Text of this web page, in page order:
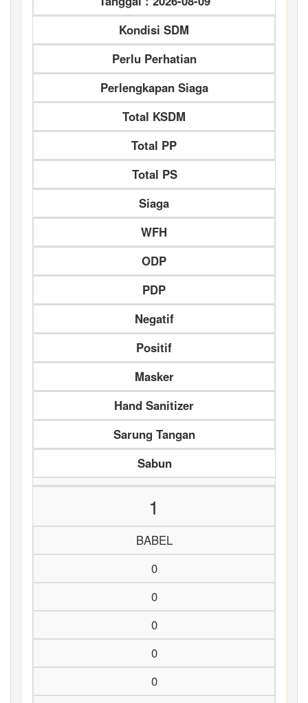
Kondisi SDM
Perlu Perhatian
Perlengkapan Siaga
Total KSDM
Total PP
Total PS
Siaga
WFH
ODP
PDP
Negatif
Positif
Masker
Hand Sanitizer
Sarung Tangan
Sabun
1
BABEL
0
0
0
0
0